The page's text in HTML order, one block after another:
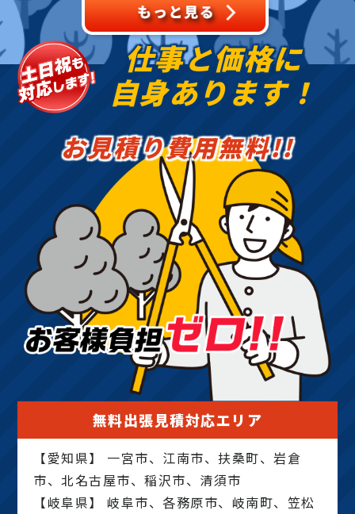
仕事と価格に
自身あります！
お見積り費用無料!!
無料出張見積対応エリア
【愛知県】 一宮市、江南市、扶桑町、岩倉
市、北名古屋市、稲沢市、清須市
【岐阜県】 岐阜市、各務原市、岐南町、笠松